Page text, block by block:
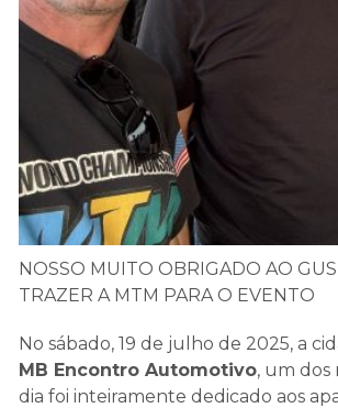
NOSSO MUITO OBRIGADO AO
TRAZER A MTM PARA O EVENTO
No sábado, 19 de julho de 2025, a
MB Encontro Automotivo, um dos
dia foi inteiramente dedicado aos